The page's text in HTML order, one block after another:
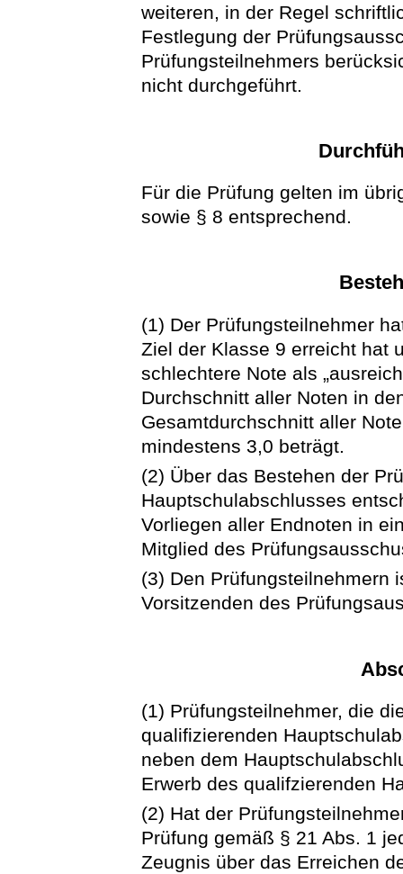
weiteren, in der Regel
Festlegung der
Prüfungsteilnehmers
nicht durchgeführt.
Für die Prüfung gelten im
sowie § 8 entsprechend.
(1) Der Prüfungsteilnehmer
Ziel der Klasse 9 erreicht hat
schlechtere Note als
Durchschnitt aller Noten in
Gesamtdurchschnitt aller
mindestens 3,0 beträgt.
(2) Über das Bestehen der
Hauptschulabschlusses
Vorliegen aller Endnoten in
Mitglied des
(3) Den Prüfungsteilnehmern
Vorsitzenden des
(1) Prüfungsteilnehmer, die
qualifizierenden
neben dem
Erwerb des qualifzierenden
(2) Hat der
Prüfung gemäß § 21 Abs. 1
Zeugnis über das Erreichen